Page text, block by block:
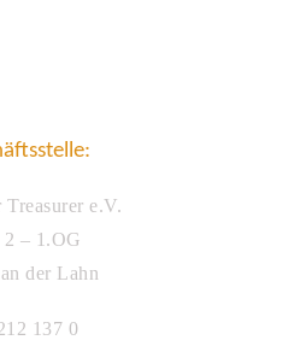
e.V.
2 – 1.OG
der Lahn
137 0